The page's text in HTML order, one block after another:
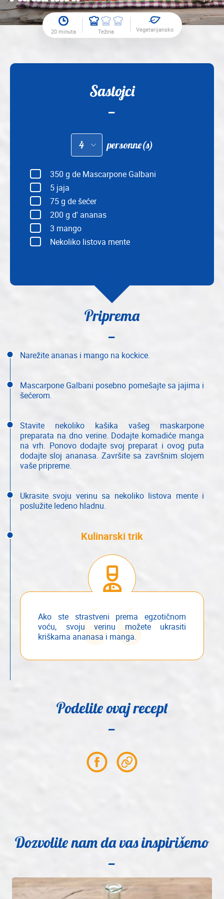
20 minuta Težina Vegetarijansko
Sastojci
Adapter
quantités
pour
personne(s)
350 g de Mascarpone Galbani
5 jaja
75 g de šećer
200 g d' ananas
3 mango
Nekoliko listova mente
Priprema
Narežite ananas i mango na kockice.
Mascarpone Galbani posebno pomešajte sa jajima i
šećerom.
Stavite nekoliko kašika vašeg maskarpone
preparata na dno verine. Dodajte komadiće manga
na vrh. Ponovo dodajte svoj preparat i ovog puta
dodajte sloj ananasa. Završite sa završnim slojem
vaše pripreme.
Ukrasite svoju verinu sa nekoliko listova mente i
poslužite ledeno hladnu.
Kulinarski trik
Ako ste strastveni prema egzotičnom
voću, svoju verinu možete ukrasiti
kriškama ananasa i manga.
Podelite ovaj recept
Partager
sur
Partager
le
Dozvolite nam da vas inspirišemo